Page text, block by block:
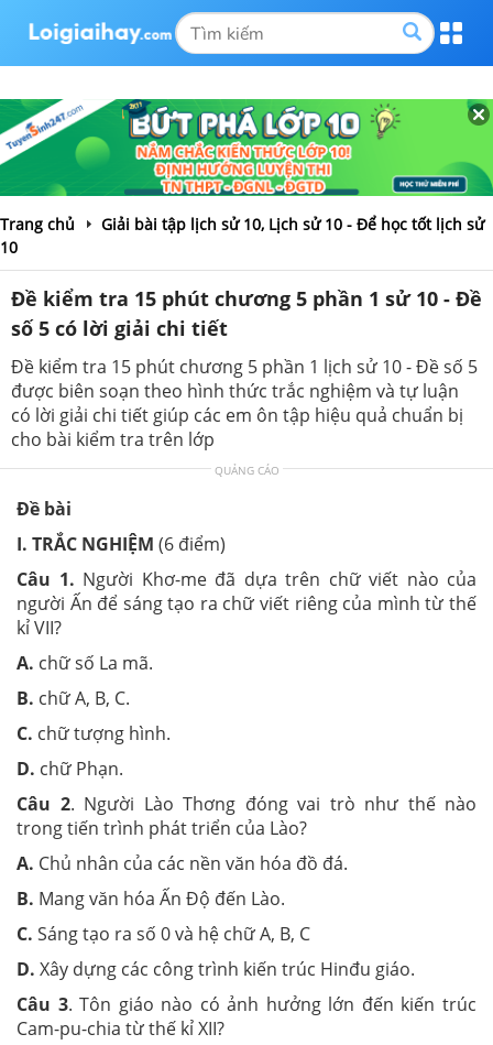
Trang chủ
Giải bài tập lịch sử 10, Lịch sử 10 - Để học tốt lịch sử
10
Đề kiểm tra 15 phút chương 5 phần 1 sử 10 - Đề
số 5 có lời giải chi tiết
Đề kiểm tra 15 phút chương 5 phần 1 lịch sử 10 - Đề số 5
được biên soạn theo hình thức trắc nghiệm và tự luận
có lời giải chi tiết giúp các em ôn tập hiệu quả chuẩn bị
cho bài kiểm tra trên lớp
QUẢNG CÁO
Đề bài
I. TRẮC NGHIỆM (6 điểm)
Câu 1. Người Khơ-me đã dựa trên chữ viết nào của
người Ấn để sáng tạo ra chữ viết riêng của mình từ thế
kỉ VII?
A. chữ số La mã.
B. chữ A, B, C.
C. chữ tượng hình.
D. chữ Phạn.
Câu 2. Người Lào Thơng đóng vai trò như thế nào
trong tiến trình phát triển của Lào?
A. Chủ nhân của các nền văn hóa đồ đá.
B. Mang văn hóa Ấn Độ đến Lào.
C. Sáng tạo ra số 0 và hệ chữ A, B, C
D. Xây dựng các công trình kiến trúc Hinđu giáo.
Câu 3. Tôn giáo nào có ảnh hưởng lớn đến kiến trúc
Cam-pu-chia từ thế kỉ XII?